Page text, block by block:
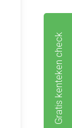
Gratis kenteken check